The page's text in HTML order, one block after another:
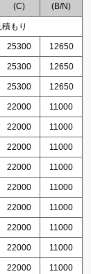
(C) (B/N)
もり
25300 12650
25300 12650
25300 12650
22000 11000
22000 11000
22000 11000
22000 11000
22000 11000
22000 11000
22000 11000
22000 11000
22000 11000